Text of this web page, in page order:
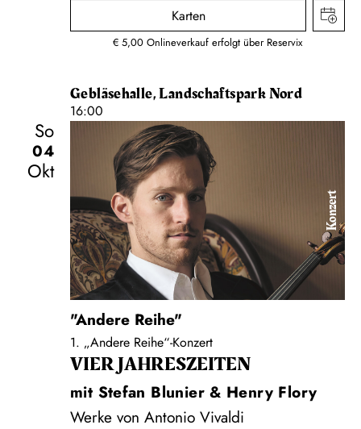
Karten
€ 5,00 Onlineverkauf erfolgt über Reservix
Gebläsehalle, Landschaftspark Nord
16:00
So
04
Okt
Konzert
"Andere Reihe"
1. „Andere Reihe“-Konzert
VIER JAHRESZEITEN
mit Stefan Blunier & Henry Flory
Werke von Antonio Vivaldi